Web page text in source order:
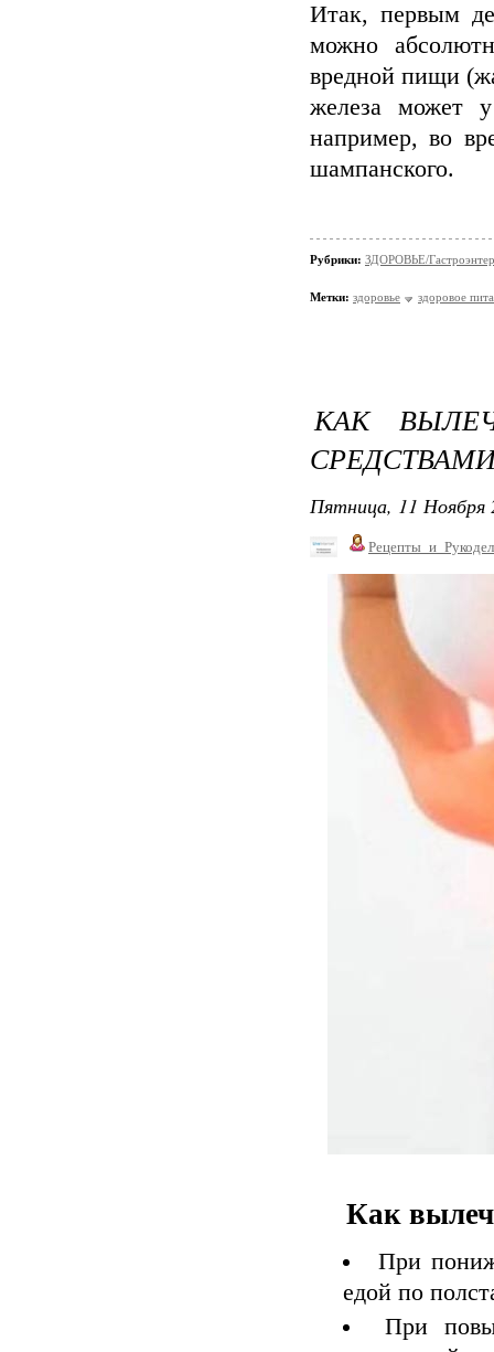
Итак, первым
можно
вредной пищи
железа может
например, во
шампанского.
Рубрики: ЗДОРОВЬЕ/
Метки: здоровье здоровое
КАК
Пятница, 11 Ноября
Как
При
едой по
При